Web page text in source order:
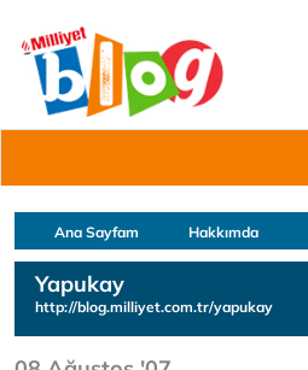
Ana Sayfam Hakkımda
Yapukay
http://blog.milliyet.com.tr/yapukay